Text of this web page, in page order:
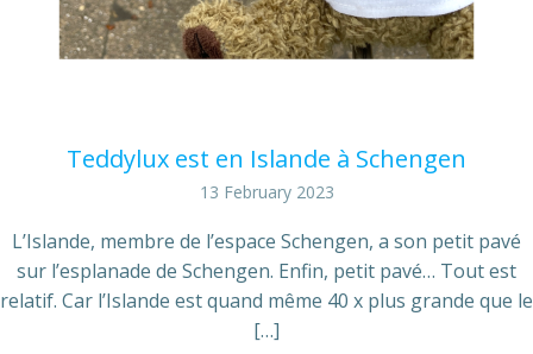
Teddylux est en Islande à Schengen
13 February 2023
L’Islande, membre de l’espace Schengen, a son petit pavé
sur l’esplanade de Schengen. Enfin, petit pavé… Tout est
relatif. Car l’Islande est quand même 40 x plus grande que le
[…]